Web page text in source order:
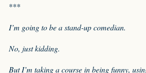
***
I’m going to be a stand-up comedian.
No, just kidding.
But I’m taking a course in being funny,